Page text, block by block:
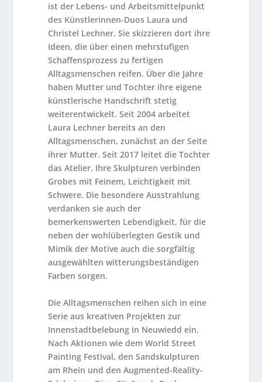
ist der Lebens- und Arbeitsmittelpunkt
des Künstlerinnen-Duos Laura und
Christel Lechner. Sie skizzieren dort ihre
Ideen, die über einen mehrstufigen
Schaffensprozess zu fertigen
Alltagsmenschen reifen. Über die Jahre
haben Mutter und Tochter ihre eigene
künstlerische Handschrift stetig
weiterentwickelt. Seit 2004 arbeitet
Laura Lechner bereits an den
Alltagsmenschen, zunächst an der Seite
ihrer Mutter. Seit 2017 leitet die Tochter
das Atelier. Ihre Skulpturen verbinden
Grobes mit Feinem, Leichtigkeit mit
Schwere. Die besondere Ausstrahlung
verdanken sie auch der
bemerkenswerten Lebendigkeit, für die
neben der wohlüberlegten Gestik und
Mimik der Motive auch die sorgfältig
ausgewählten witterungsbeständigen
Farben sorgen.
Die Alltagsmenschen reihen sich in eine
Serie aus kreativen Projekten zur
Innenstadtbelebung in Neuwiedd ein.
Nach Aktionen wie dem World Street
Painting Festival, den Sandskulpturen
am Rhein und den Augmented-Reality-